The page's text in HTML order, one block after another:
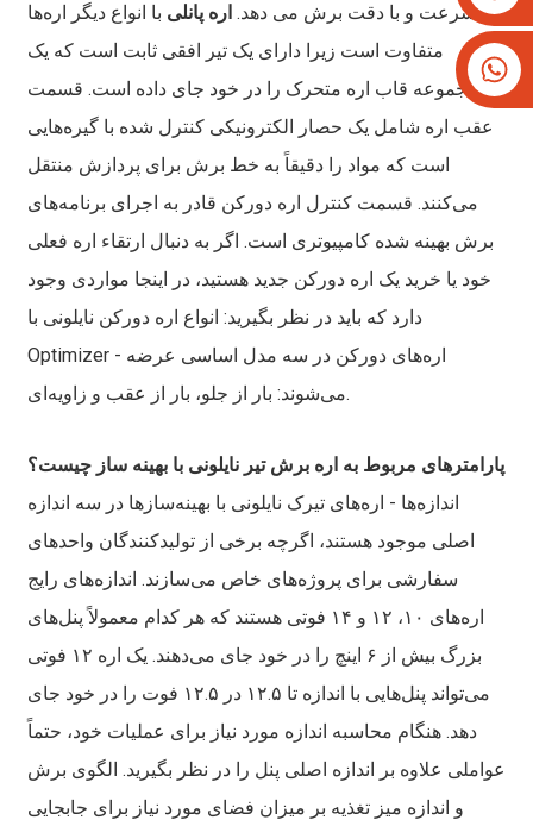
‎+۱۶۲۶۶۶۲۸۱۹۳‎
به سرعت و با دقت برش می دهد. اره پانلی با انواع دیگر اره‌ها
متفاوت است زیرا دارای یک تیر افقی ثابت است که یک
مجموعه قاب اره متحرک را در خود جای داده است. قسمت
عقب اره شامل یک حصار الکترونیکی کنترل شده با گیره‌هایی
است که مواد را دقیقاً به خط برش برای پردازش منتقل
می‌کنند. قسمت کنترل اره دورکن قادر به اجرای برنامه‌های
برش بهینه شده کامپیوتری است. اگر به دنبال ارتقاء اره فعلی
خود یا خرید یک اره دورکن جدید هستید، در اینجا مواردی وجود
دارد که باید در نظر بگیرید: انواع اره دورکن نایلونی با
Optimizer - اره‌های دورکن در سه مدل اساسی عرضه
می‌شوند: بار از جلو، بار از عقب و زاویه‌ای.
پارامترهای مربوط به اره برش تیر نایلونی با بهینه ساز چیست؟
اندازه‌ها - اره‌های تیرک نایلونی با بهینه‌سازها در سه اندازه
اصلی موجود هستند، اگرچه برخی از تولیدکنندگان واحدهای
سفارشی برای پروژه‌های خاص می‌سازند. اندازه‌های رایج
اره‌های ۱۰، ۱۲ و ۱۴ فوتی هستند که هر کدام معمولاً پنل‌های
بزرگ بیش از ۶ اینچ را در خود جای می‌دهند. یک اره ۱۲ فوتی
می‌تواند پنل‌هایی با اندازه تا ۱۲.۵ در ۱۲.۵ فوت را در خود جای
دهد. هنگام محاسبه اندازه مورد نیاز برای عملیات خود، حتماً
عواملی علاوه بر اندازه اصلی پنل را در نظر بگیرید. الگوی برش
و اندازه میز تغذیه بر میزان فضای مورد نیاز برای جابجایی